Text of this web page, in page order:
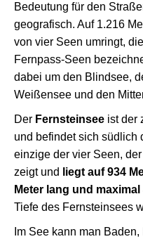
Bedeutung für den
geografisch. Auf 1.216
von vier Seen umringt,
Fernpass-Seen
dabei um den Blindsee,
Weißensee und den
Der Fernsteinsee ist der
und befindet sich südlich
einzige der vier Seen,
zeigt und
liegt auf 934
Meter lang und
Tiefe des Fernsteinsees
Im See kann man